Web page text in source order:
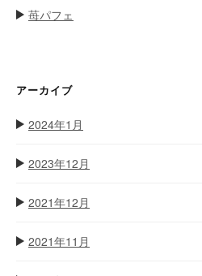
苺パフェ
アーカイブ
2024年1月
2023年12月
2021年12月
2021年11月